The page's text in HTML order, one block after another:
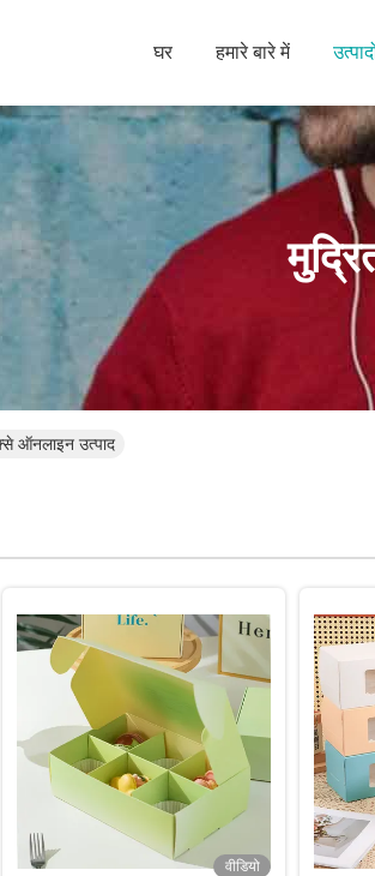
घर हमारे बारे में
ऑनलाइन उत्पाद
वीडियो